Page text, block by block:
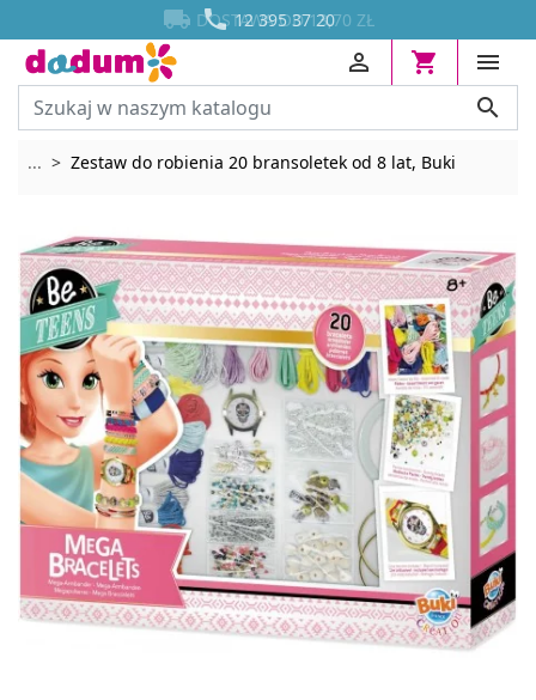

 DOSTAWA OD 13,70 ZŁ






... Rozwiń breadcrumbs
Zestaw do robienia 20 bransoletek od 8 lat, Buki